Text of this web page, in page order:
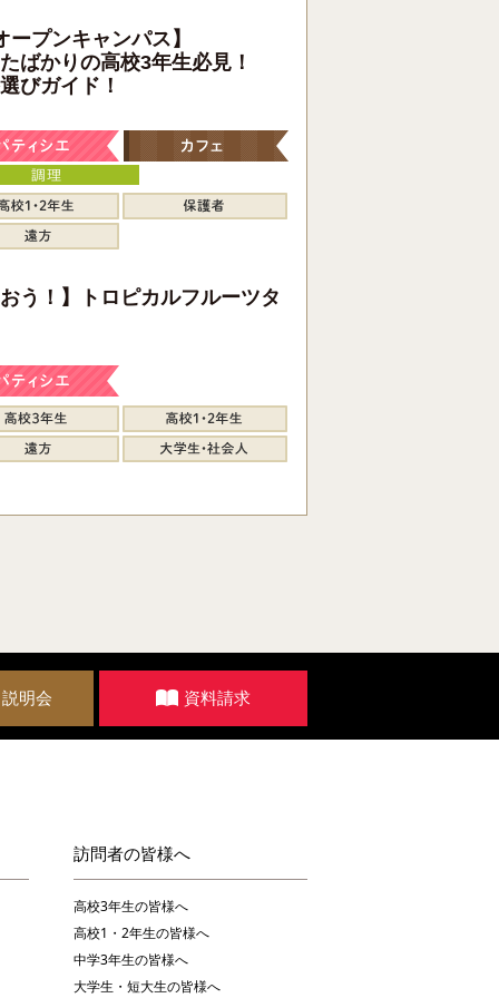
プンキャンパス】
ばかりの高校3年生必見！
びガイド！
う！】トロピカルフルーツタ
明会 資料請求
訪問者の皆様へ
高校3年生の皆様へ
高校1・2年生の皆様へ
中学3年生の皆様へ
大学生・短大生の皆様へ